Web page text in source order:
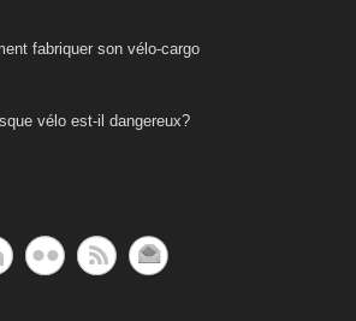
fabriquer son vélo-cargo
vélo est-il dangereux?